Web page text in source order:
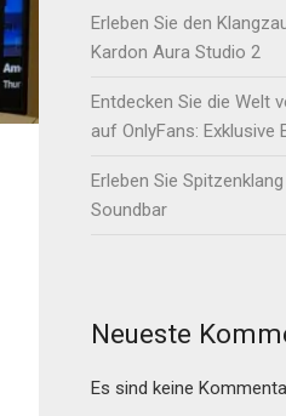
Erleben Sie den
Kardon Aura Studio 2
Entdecken Sie die Welt
auf OnlyFans: Exklusive
Erleben Sie
Soundbar
Neueste
Es sind keine